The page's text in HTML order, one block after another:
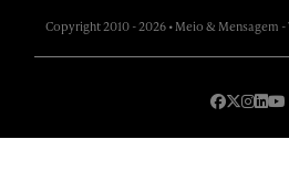
Copyright 2010 - 2026 • Meio & Mensagem